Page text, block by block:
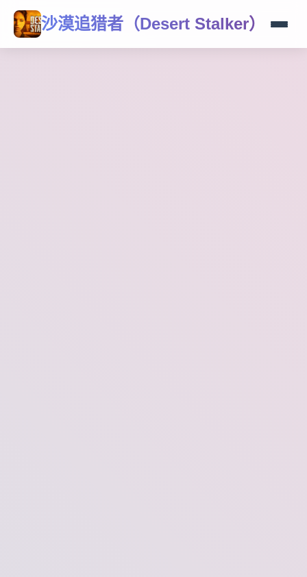
沙漠追猎者（Desert Stalker）